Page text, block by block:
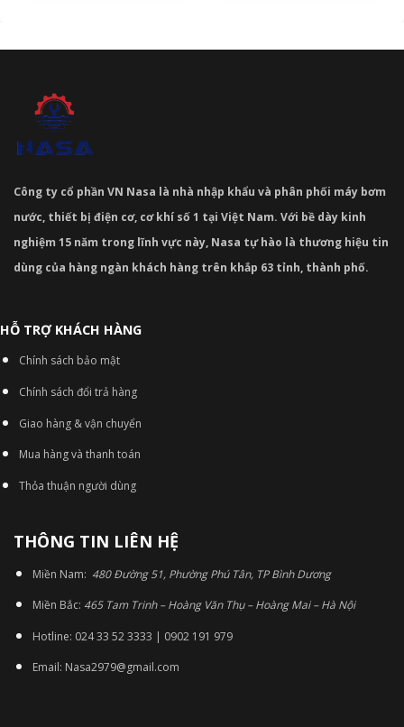
Công ty cổ phần VN Nasa là nhà nhập khẩu và phân phối máy bơm
nước, thiết bị điện cơ, cơ khí số 1 tại Việt Nam. Với bề dày kinh
nghiệm 15 năm trong lĩnh vực này, Nasa tự hào là thương hiệu tin
dùng của hàng ngàn khách hàng trên khắp 63 tỉnh, thành phố.
HỖ TRỢ KHÁCH HÀNG
Chính sách bảo mật
Chính sách đổi trả hàng
Giao hàng & vận chuyển
Mua hàng và thanh toán
Thỏa thuận người dùng
THÔNG TIN LIÊN HỆ
Miền Nam: 480 Đường 51, Phường Phú Tân, TP Bình Dương
Miền Bắc: 465 Tam Trinh – Hoàng Văn Thụ – Hoàng Mai – Hà Nội
Hotline: 024 33 52 3333 | 0902 191 979
Email: Nasa2979@gmail.com